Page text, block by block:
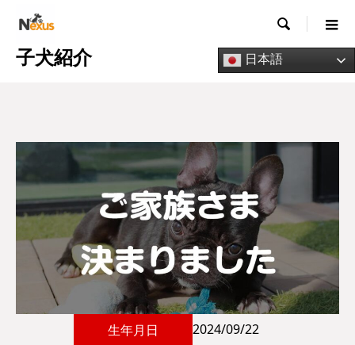
日本語

子犬紹介
生年月日 2024/09/22